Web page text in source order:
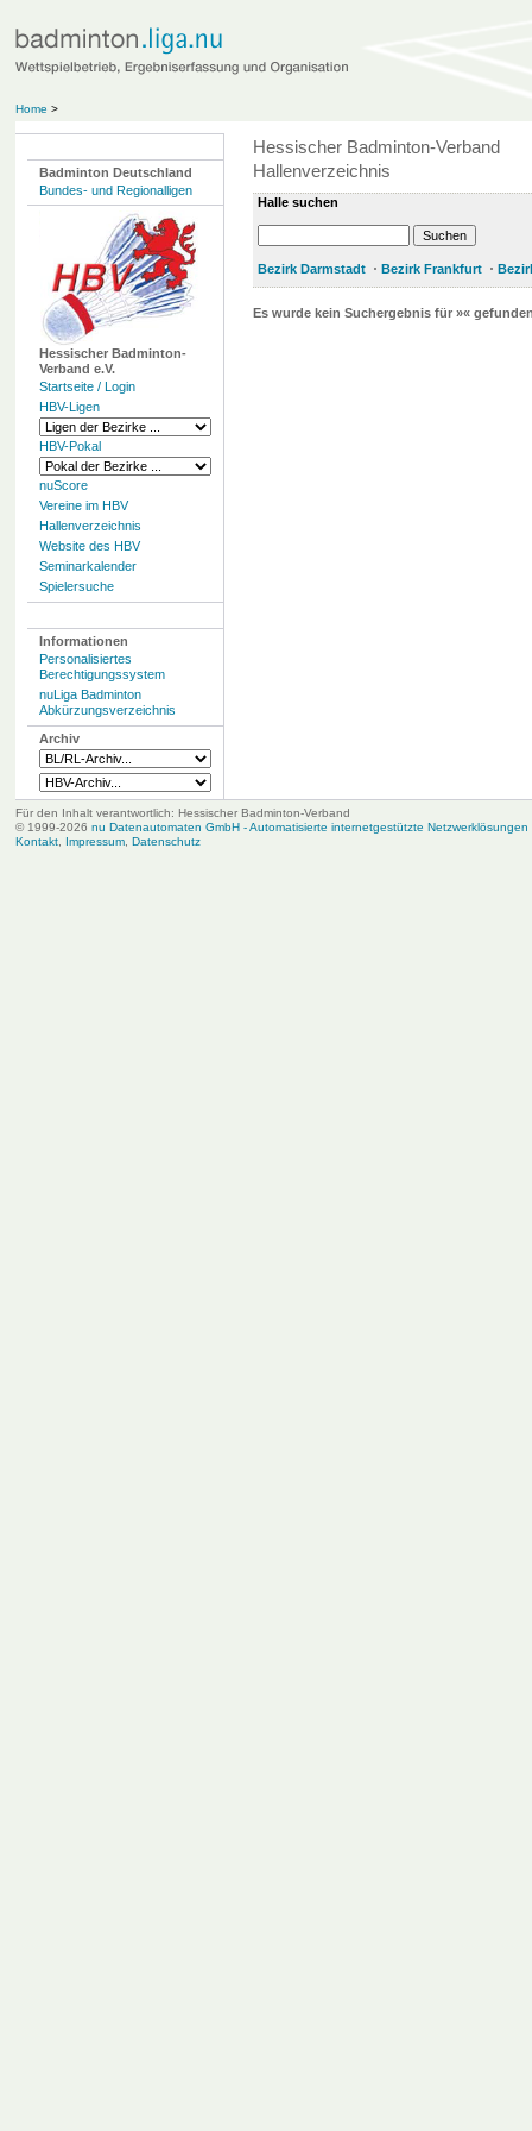
Home >
Badminton Deutschland
Bundes- und Regionalligen
Hessischer Badminton-
Verband e.V.
Startseite / Login
HBV-Ligen
HBV-Pokal
nuScore
Vereine im HBV
Hallenverzeichnis
Website des HBV
Seminarkalender
Spielersuche
Informationen
Personalisiertes
Berechtigungssystem
nuLiga Badminton
Abkürzungsverzeichnis
Archiv
Hessischer Badminton-Verband
Hallenverzeichnis
Halle suchen
Bezirk Darmstadt Bezirk Frankfurt
Es wurde kein Suchergebnis für »«
Für den Inhalt verantwortlich: Hessischer Badminton-Verband
© 1999-2026 nu Datenautomaten GmbH - Automatisierte internetgestützte Netzwerklösungen
Kontakt, Impressum, Datenschutz